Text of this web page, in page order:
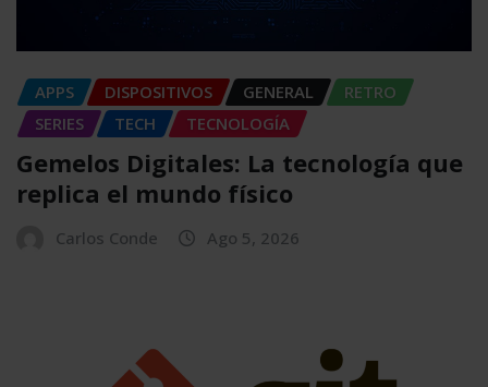
APPS DISPOSITIVOS GENERAL
RETRO
SERIES
TECH TECNOLOGÍA
Gemelos Digitales: La tecnología que
replica el mundo físico
Carlos Conde Ago 5, 2026